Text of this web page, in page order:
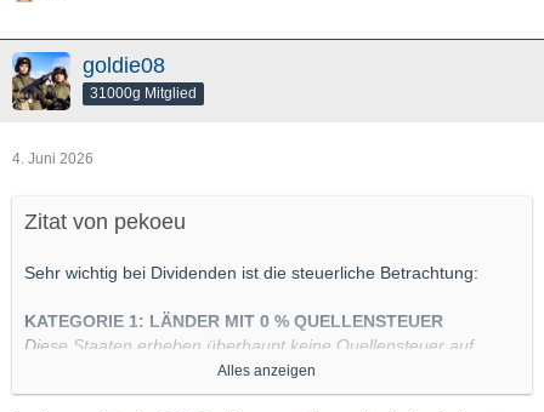
goldie08
31000g Mitglied
4. Juni 2026
Zitat von pekoeu
Sehr wichtig bei Dividenden ist die steuerliche Betrachtung:
KATEGORIE 1: LÄNDER MIT 0 % QUELLENSTEUER
Diese Staaten erheben überhaupt keine Quellensteuer auf
Dividenden für ausländische Anleger. Die Bruttodividende geht
ohne Abzug im Heimatland an Ihr deutsches Depot.
Alles anzeigen